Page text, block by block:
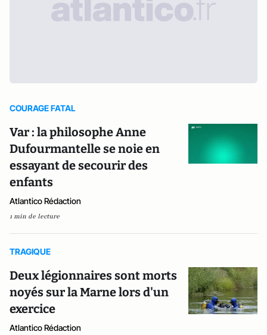
COURAGE FATAL
Var : la philosophe Anne
Dufourmantelle se noie en
essayant de secourir des
enfants
Atlantico Rédaction
1 min de lecture
TRAGIQUE
Deux légionnaires sont morts
noyés sur la Marne lors d'un
exercice
Atlantico Rédaction